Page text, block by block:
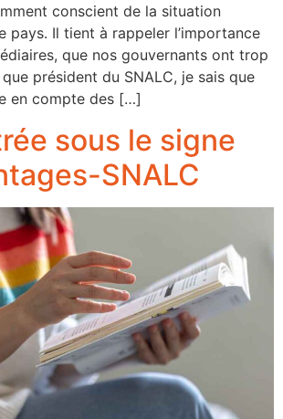
conscient de la situation
pays. Il tient à rappeler l’importance
que nos gouvernants ont trop
président du SNALC, je sais que
en compte des […]
sous le signe
SNALC